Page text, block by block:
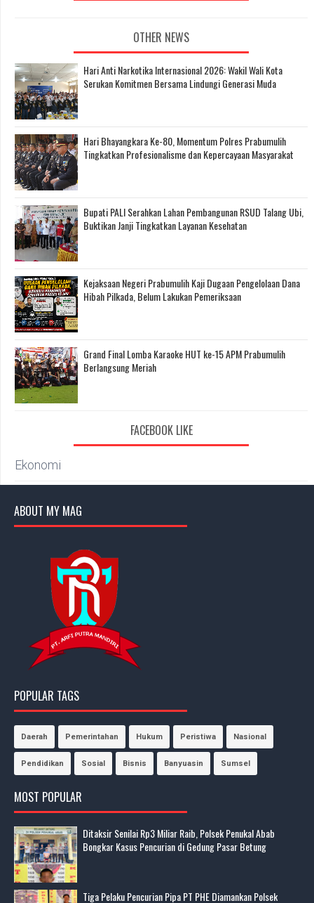
OTHER NEWS
Hari Anti Narkotika Internasional 2026: Wakil Wali Kota
Serukan Komitmen Bersama Lindungi Generasi Muda
Hari Bhayangkara Ke-80, Momentum Polres Prabumulih
Tingkatkan Profesionalisme dan Kepercayaan Masyarakat
Bupati PALI Serahkan Lahan Pembangunan RSUD Talang Ubi,
Buktikan Janji Tingkatkan Layanan Kesehatan
Kejaksaan Negeri Prabumulih Kaji Dugaan Pengelolaan Dana
Hibah Pilkada, Belum Lakukan Pemeriksaan
Grand Final Lomba Karaoke HUT ke-15 APM Prabumulih
Berlangsung Meriah
FACEBOOK LIKE
Ekonomi
ABOUT MY MAG
POPULAR TAGS
Daerah Pemerintahan Hukum Peristiwa Nasional
Pendidikan Sosial Bisnis Banyuasin Sumsel
MOST POPULAR
Ditaksir Senilai Rp3 Miliar Raib, Polsek Penukal Abab
Bongkar Kasus Pencurian di Gedung Pasar Betung
Tiga Pelaku Pencurian Pipa PT PHE Diamankan Polsek